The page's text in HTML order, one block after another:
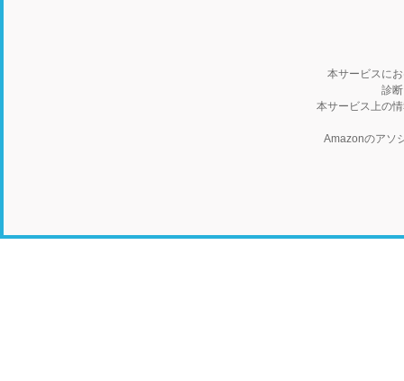
本サービスに
診
本サービス上の
Amazonのアソ